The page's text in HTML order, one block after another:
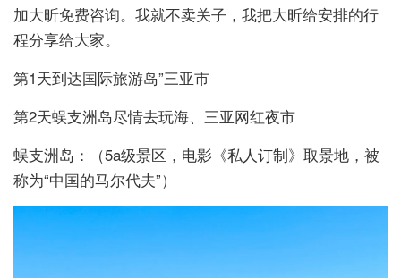
加大昕免费咨询。我就不卖关子，我把大昕给安排的行
程分享给大家。
第1天到达国际旅游岛”三亚市
第2天蜈支洲岛尽情去玩海、三亚网红夜市
蜈支洲岛：（5a级景区，电影《私人订制》取景地，被
称为“中国的马尔代夫”）